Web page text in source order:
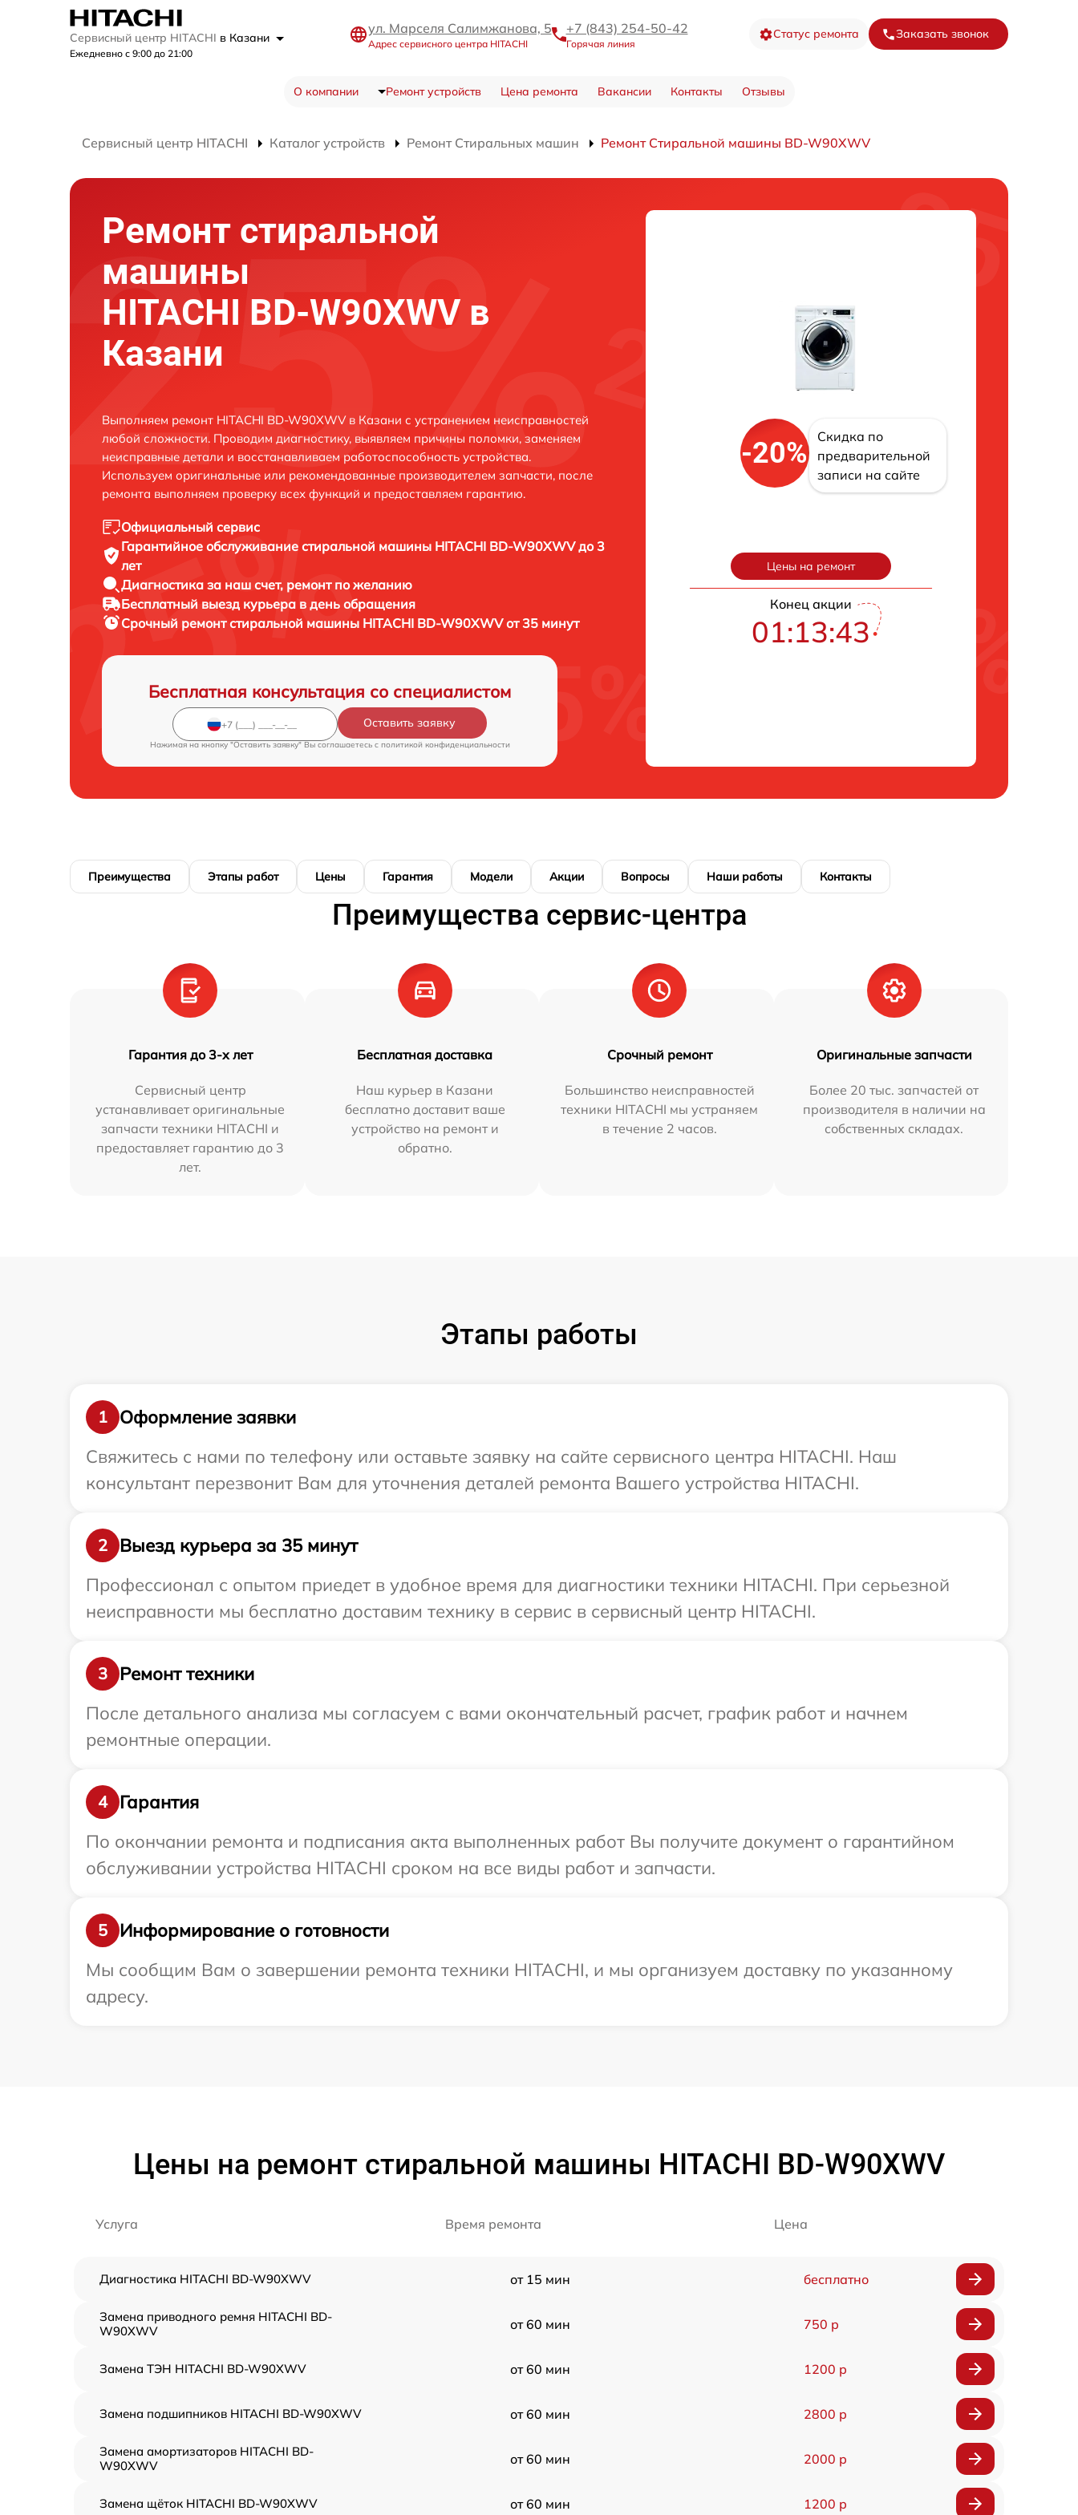
Сервисный центр HITACHI в Казани
Ежедневно с 9:00 до 21:00
ул. Марселя Салимжанова, 5
Адрес сервисного центра HITACHI
+7 (843) 254-50-42
Горячая линия
Статус ремонта Заказать звонок
О компании Ремонт устройств Цена ремонта Вакансии Контакты Отзывы
Сервисный центр HITACHI Каталог устройств Ремонт Стиральных машин Ремонт Стиральной машины BD-W90XWV
Ремонт стиральной
машины
HITACHI BD-W90XWV в
Казани
Выполняем ремонт HITACHI BD-W90XWV в Казани с устранением неисправностей
любой сложности. Проводим диагностику, выявляем причины поломки, заменяем
неисправные детали и восстанавливаем работоспособность устройства.
Используем оригинальные или рекомендованные производителем запчасти, после
ремонта выполняем проверку всех функций и предоставляем гарантию.
Официальный сервис
Гарантийное обслуживание стиральной машины HITACHI BD-W90XWV до 3
лет
Диагностика за наш счет, ремонт по желанию
Бесплатный выезд курьера в день обращения
Срочный ремонтстиральной машины HITACHI BD-W90XWV от 35 минут
Бесплатная консультация со специалистом
Оставить заявку
Нажимая на кнопку "Оставить заявку" Вы соглашаетесь c политикой конфиденциальности
-20%
Скидка по
предварительной
записи на сайте
Цены на ремонт
Конец акции
01:13:43
Преимущества Этапы работ Цены Гарантия Модели Акции Вопросы Наши работы Контакты
Преимущества сервис-центра
Гарантия до 3-х лет
Сервисный центр
устанавливает оригинальные
запчасти техники HITACHI и
предоставляет гарантию до 3
лет.
Бесплатная доставка
Наш курьер в Казани
бесплатно доставит ваше
устройство на ремонт и
обратно.
Срочный ремонт
Большинство неисправностей
техники HITACHI мы устраняем
в течение 2 часов.
Оригинальные запчасти
Более 20 тыс. запчастей от
производителя в наличии на
собственных складах.
Этапы работы
1
Оформление заявки
Свяжитесь с нами по телефону или оставьте заявку на сайте сервисного центра HITACHI. Наш
консультант перезвонит Вам для уточнения деталей ремонта Вашего устройства HITACHI.
2
Выезд курьера за 35 минут
Профессионал с опытом приедет в удобное время для диагностики техники HITACHI. При серьезной
неисправности мы бесплатно доставим технику в сервис в сервисный центр HITACHI.
3
Ремонт техники
После детального анализа мы согласуем с вами окончательный расчет, график работ и начнем
ремонтные операции.
4
Гарантия
По окончании ремонта и подписания акта выполненных работ Вы получите документ о гарантийном
обслуживании устройства HITACHI сроком на все виды работ и запчасти.
5
Информирование о готовности
Мы сообщим Вам о завершении ремонта техники HITACHI, и мы организуем доставку по указанному
адресу.
Цены на ремонт стиральной машины HITACHI BD-W90XWV
Услуга Время ремонта Цена
Диагностика HITACHI BD-W90XWV от 15 мин бесплатно
Замена приводного ремня HITACHI BD-
W90XWV
от 60 мин 750 р
Замена ТЭН HITACHI BD-W90XWV от 60 мин 1200 р
Замена подшипников HITACHI BD-W90XWV от 60 мин 2800 р
Замена амортизаторов HITACHI BD-
W90XWV
от 60 мин 2000 р
Замена щёток HITACHI BD-W90XWV от 60 мин 1200 р